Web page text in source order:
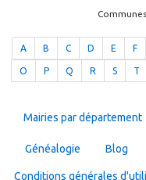
A B C D E F
O P Q R S T
Mairies par département
Généalogie Blog
Conditions générales